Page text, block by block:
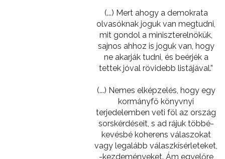
(...) Mert ahogy a demokrata
olvasóknak joguk van megtudni,
mit gondol a miniszterelnökük,
sajnos ahhoz is joguk van, hogy
ne akarják tudni, és beérjék a
tettek jóval rövidebb listájával.”
(...) Nemes elképzelés, hogy egy
kormányfő könyvnyi
terjedelemben veti föl az ország
sorskérdéseit, s ad rájuk többé-
kevésbé koherens válaszokat
vagy legalább válaszkísérleteket,
-kezdeményeket. Ám egyelőre